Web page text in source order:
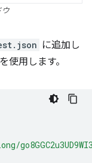
ウ
に追加し
使用します。